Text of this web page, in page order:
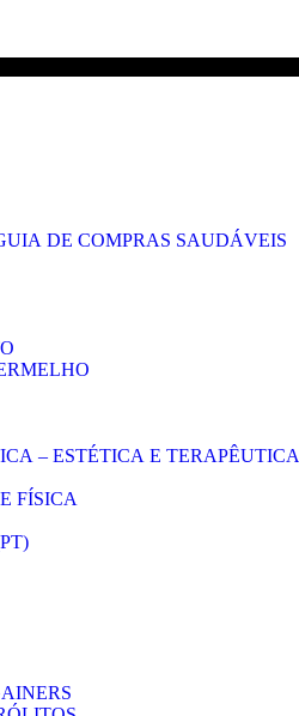
DE COMPRAS SAUDÁVEIS
– ESTÉTICA E TERAPÊUTICA
FÍSICA